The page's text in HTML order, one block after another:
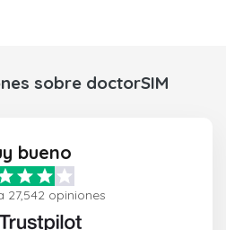
sobre doctorSIM
bueno
27,542 opiniones